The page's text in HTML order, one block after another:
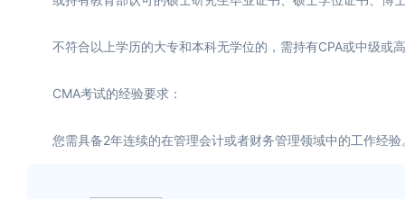
不符合以上学历的大专和本科无学位的，需持有CPA或中级或
CMA考试的经验要求：
您需具备2年连续的在管理会计或者财务管理领域中的工作经验